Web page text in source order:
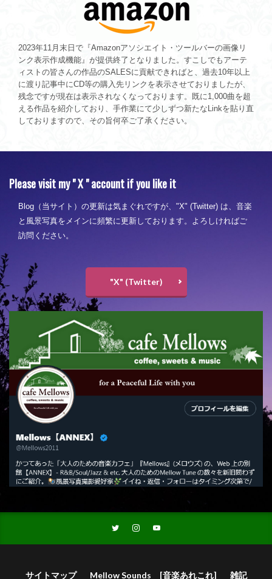
2023年11月末日で『Amazonアソシエイト・ツールバーの画像リ
ンク表示作成機能』が提供終了となりました。すこしでもアーテ
ィストの皆さんの作品のSALESに貢献できればと、過去10年以上
に渡り記事中にCD等の購入先リンクを表示させておりましたが、
残念ですが現在は表示されなくなっております。既に1,000曲を超
える作品を紹介しており、手作業にて少しずつ新たなLinkを貼り直
しておりますので、その旨何卒ご了承ください。
Please visit my " X " account if you like it
Blog（当サイト）の更新は気まぐれですが、"X" (Twitter) は、音楽
と風景写真をメインに頻繁に更新しております。よろしければご
訪問ください。
"X" (Twitter)
サイトマップ Mellow Sounds [音楽あれこれ] 雑記